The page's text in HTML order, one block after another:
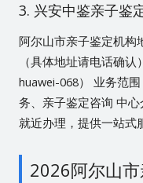
3. 兴安中鉴亲子鉴
阿尔山市亲子鉴定机构
（具体地址请电话确
huawei-068） 业务范
务、亲子鉴定咨询 中
就近办理，提供一站式
2026阿尔山